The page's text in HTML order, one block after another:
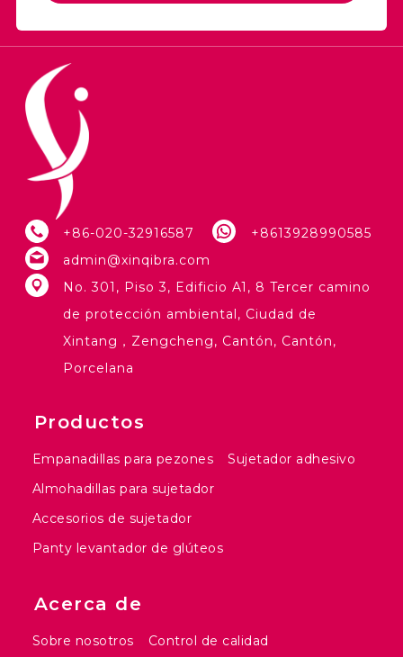
+86-020-32916587
+8613928990585
admin@xinqibra.com
No. 301, Piso 3, Edificio A1, 8 Tercer camino
de protección ambiental, Ciudad de
Xintang，Zengcheng, Cantón, Cantón,
Porcelana
Productos
Empanadillas para pezones
Sujetador adhesivo
Almohadillas para sujetador
Accesorios de sujetador
Panty levantador de glúteos
Acerca de
Sobre nosotros Control de calidad